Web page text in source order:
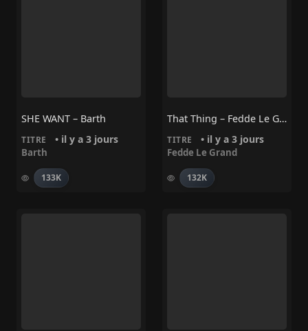
SHE WANT – Barth
TITRE • il y a 3 jours
Barth
133K
That Thing – Fedde Le Grand
TITRE • il y a 3 jours
Fedde Le Grand
132K